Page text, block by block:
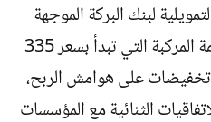
لبنك البركة الموجهة
للأفراد تصل 80 بالمائة من قيمة المركبة التي تبدأ بسعر 335
تخفيضات على هوامش الربح،
الثنائية مع المؤسسات